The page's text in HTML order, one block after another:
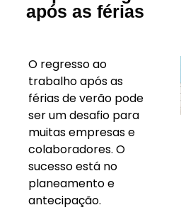
após as férias
O regresso ao
trabalho após as
férias de verão pode
ser um desafio para
muitas empresas e
colaboradores. O
sucesso está no
planeamento e
antecipação.